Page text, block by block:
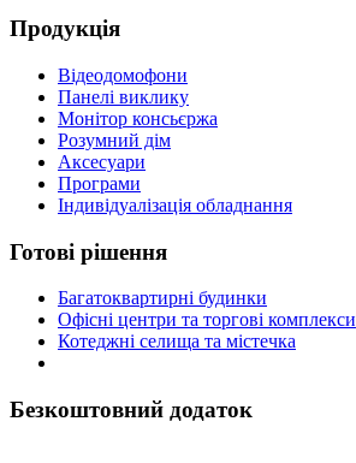
Продукція
Відеодомофони
Панелі виклику
Монітор консьєржа
Розумний дім
Аксесуари
Програми
Індивідуалізація обладнання
Готові рішення
Багатоквартирні будинки
Офісні центри та торгові комплекси
Котеджні селища та містечка
Безкоштовний додаток